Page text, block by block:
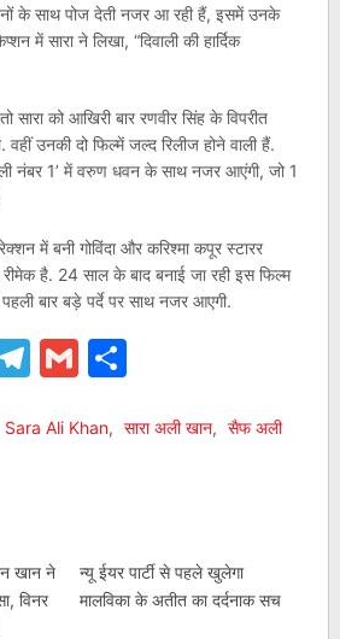
के साथ पोज देती नजर आ रही हैं, इसमें उनके
में सारा ने लिखा, “दिवाली की हार्दिक
सारा को आखिरी बार रणवीर सिंह के विपरीत
वहीं उनकी दो फिल्में जल्द रिलीज होने वाली हैं.
नंबर 1’ में वरुण धवन के साथ नजर आएंगी, जो 1
में बनी गोविंदा और करिश्मा कपूर स्टारर
है. 24 साल के बाद बनाई जा रही इस फिल्म
बार बड़े पर्दे पर साथ नजर आएगी.
Telegram
GmailShare
Sara Ali Khan, सारा अली खान, सैफ अली
खान ने
विनर
न्यू ईयर पार्टी से पहले खुलेगा
मालविका के अतीत का दर्दनाक सच